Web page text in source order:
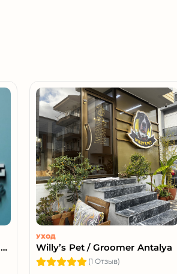
Салон По Уходу За Животными
УХОД
Willy’s Pet / Groomer Antalya
(1 Отзыв)